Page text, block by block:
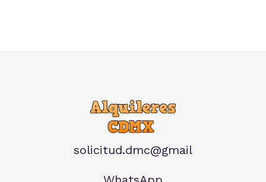
solicitud.dmc@gmail